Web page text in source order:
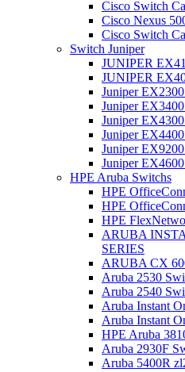
Cisco Switch
Cisco Nexus
Cisco Switch
Switch Juniper
JUNIPER
JUNIPER
Juniper
Juniper
Juniper
Juniper
Juniper
Juniper
HPE Aruba Switchs
HPE
HPE
HPE
ARUBA
SERIES
ARUBA CX
Aruba 2530
Aruba 2540
Aruba Instant
Aruba Instant
HPE Aruba
Aruba 2930F
Aruba 5400R